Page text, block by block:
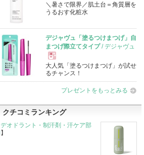
現
品
＼暑さで限界／肌土台＝角質層を
うるおす化粧水
デジャヴュ「塗るつけまつげ」自
まつげ際立てタイプ/ デジャヴュ
現
大人気「塗るつけまつげ」が試せ
るチャンス！
プレゼントをもっとみる
クチコミランキング
デオドラント・制汗剤・汗ケア部
】